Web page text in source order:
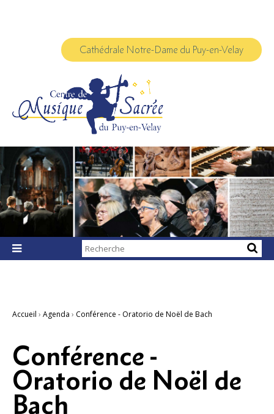
Cathédrale Notre-Dame du Puy-en-Velay

Chercher par
Recherche
Accueil › Agenda › Conférence - Oratorio de Noël de Bach
Conférence -
Oratorio de Noël de
Bach